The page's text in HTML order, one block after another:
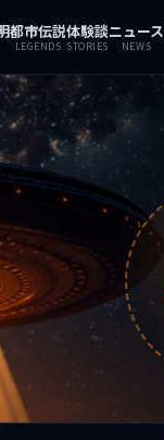
都市伝説
LEGENDS
体験談
STORIES
ニュース
NEWS